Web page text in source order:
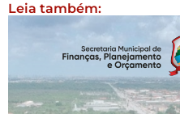
Leia também: